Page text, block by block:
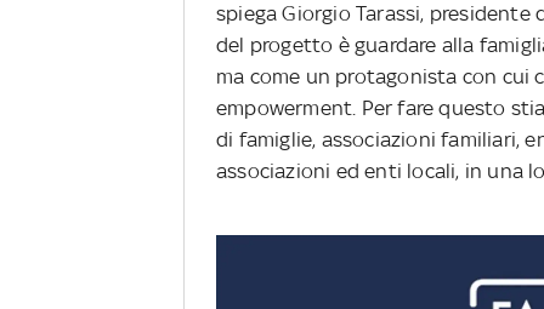
spiega Giorgio Tarassi,
del progetto è guardare alla
ma come un protagonista con cui
empowerment. Per fare questo
di famiglie, associazioni familiari,
associazioni ed enti locali, in una